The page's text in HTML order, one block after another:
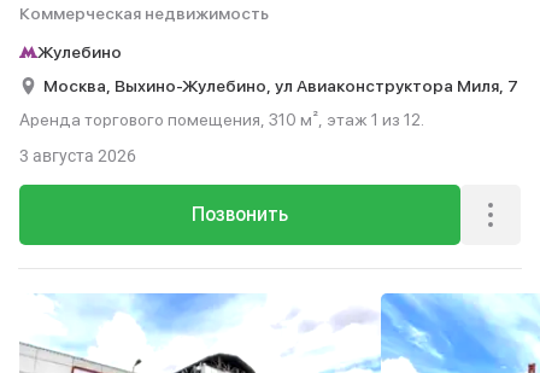
Коммерческая недвижимость
Жулебино
Москва, Выхино-Жулебино, ул Авиаконструктора Миля, 7
Аренда торгового помещения, 310 м², этаж 1 из 12.
Позвонить
3 августа 2026